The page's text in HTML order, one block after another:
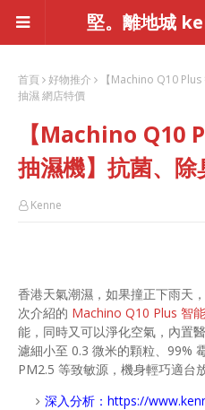
堅。離地城
首頁 好物推介
【Machino Q10
抽濕 網店特價
【Machino Q10
抽濕機】抗菌、
Kenne
香港天氣潮濕，如果撞正下雨天
次介紹的 Machino Q10 Plus 智
能，同時又可以淨化空氣，內置
濾細小至 0.3 微米的顆粒、99%
PM2.5 等致敏源，機身輕巧適台
深入分析： https://